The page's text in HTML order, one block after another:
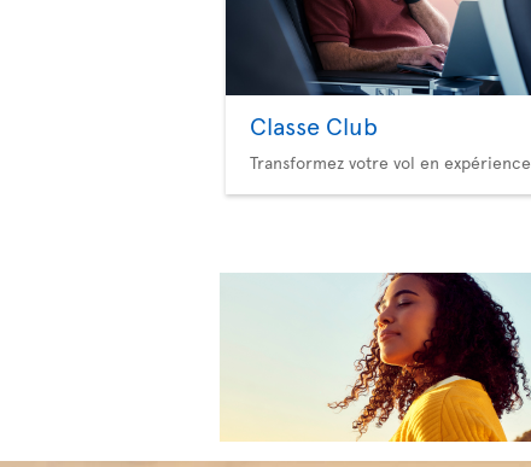
Classe Club
Transformez votre vol en expérience